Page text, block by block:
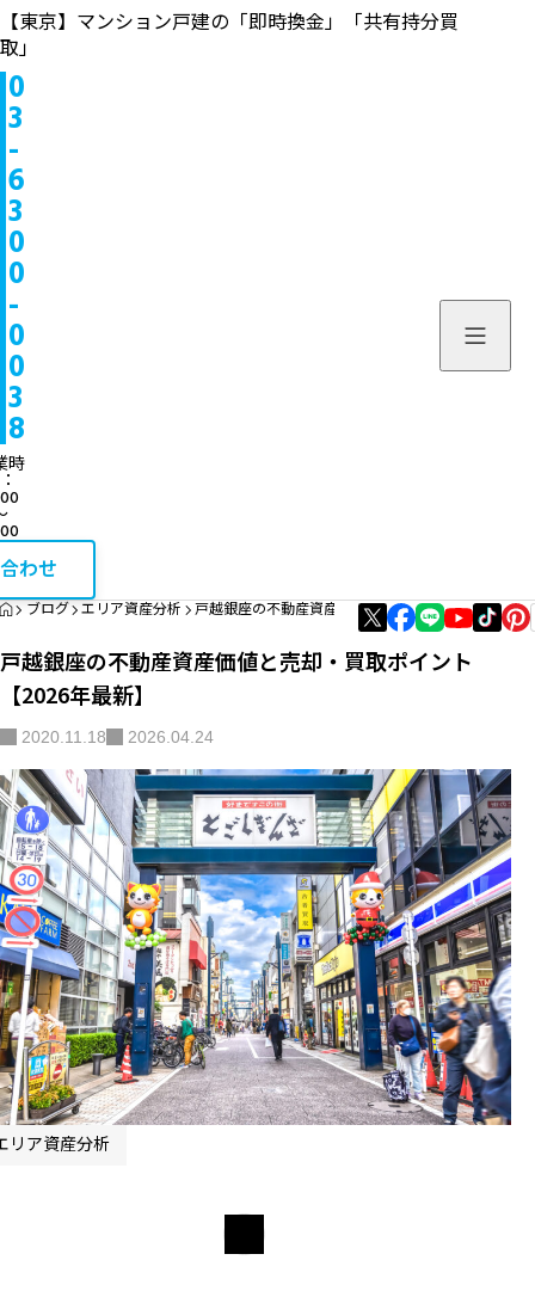
エリア資産分析
購入・リノベガイド
【東京】マンション戸建の「即時換金」「共有持分買
取」
0
3
-
6
3
0
0
-
0
0
3
8
時
わせ
HOME
ブログ エリア資産分析 戸越銀座の不動産資産価値と売却・買取ポイント【
戸越銀座の不動産資産価値と売却・買取ポイント
【2026年最新】
2020.11.18 2026.04.24
リア資産分析